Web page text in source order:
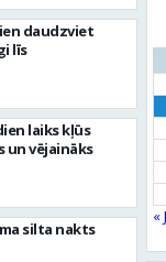
daudzviet
līs
laiks kļūs
un vējaināks
silta nakts
«